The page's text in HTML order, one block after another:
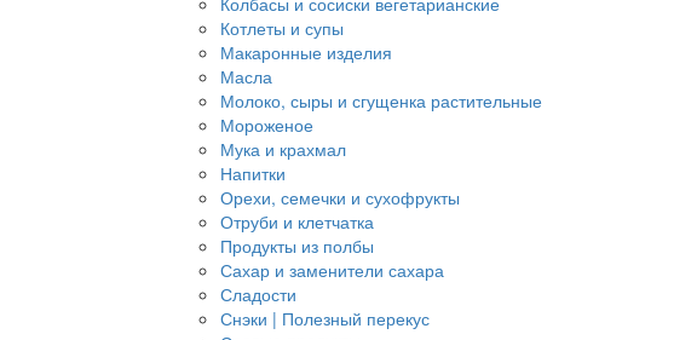
Котлеты и супы
Макаронные изделия
Масла
Молоко, сыры и сгущенка растительные
Мороженое
Мука и крахмал
Напитки
Орехи, семечки и сухофрукты
Отруби и клетчатка
Продукты из полбы
Сахар и заменители сахара
Сладости
Снэки | Полезный перекус